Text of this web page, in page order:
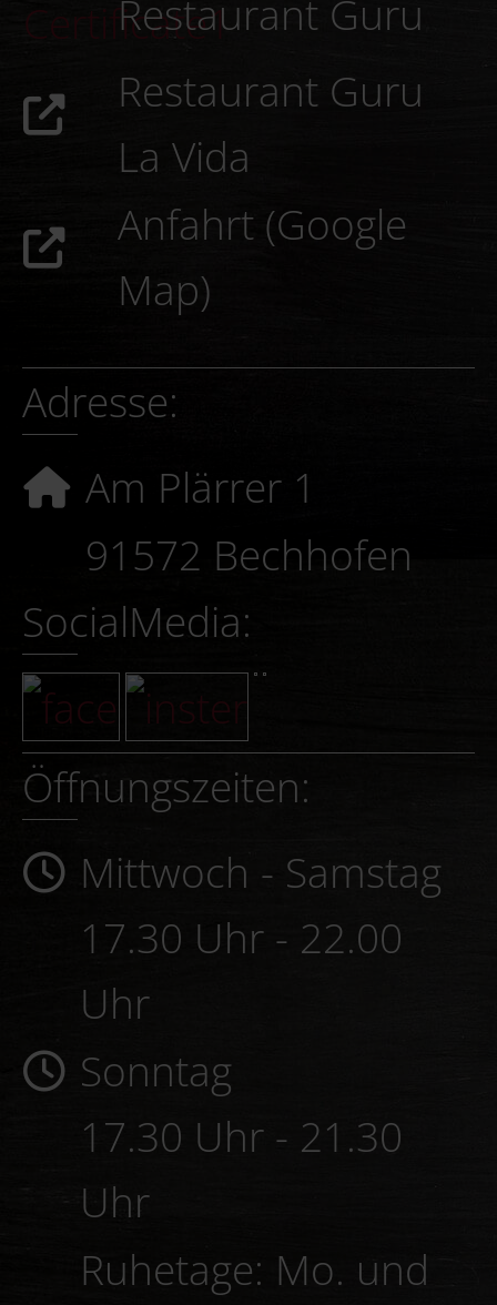
Restaurant Guru
Restaurant Guru
La Vida
Anfahrt (Google
Map)
Adresse:
Am Plärrer 1
91572 Bechhofen
SocialMedia:
Öffnungszeiten:
Mittwoch - Samstag
17.30 Uhr - 22.00
Uhr
Sonntag
17.30 Uhr - 21.30
Uhr
Ruhetage: Mo. und